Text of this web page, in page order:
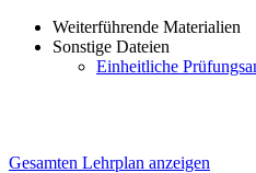
Weiterführende Materialien
Sonstige Dateien
Einheitliche
Gesamten Lehrplan anzeigen